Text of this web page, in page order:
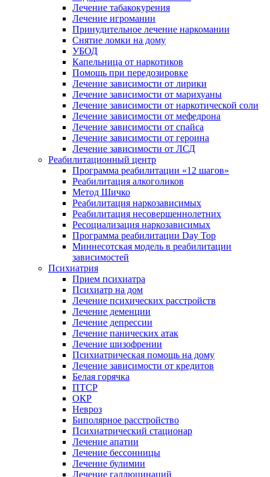
Лечение табакокурения
Лечение игромании
Принудительное лечение наркомании
Снятие ломки на дому
УБОД
Капельница от наркотиков
Помощь при передозировке
Лечение зависимости от лирики
Лечение зависимости от марихуаны
Лечение зависимости от наркотической соли
Лечение зависимости от мефедрона
Лечение зависимости от спайса
Лечение зависимости от героина
Лечение зависимости от ЛСД
Реабилитационный центр
Программа реабилитации «12 шагов»
Реабилитация алкоголиков
Метод Шичко
Реабилитация наркозависимых
Реабилитация несовершеннолетних
Ресоциализация наркозависимых
Программа реабилитации Day Top
Миннесотская модель в реабилитации
зависимостей
Психиатрия
Прием психиатра
Психиатр на дом
Лечение психических расстройств
Лечение деменции
Лечение депрессии
Лечение панических атак
Лечение шизофрении
Психиатрическая помощь на дому
Лечение зависимости от кредитов
Белая горячка
ПТСР
ОКР
Невроз
Биполярное расстройство
Психиатрический стационар
Лечение апатии
Лечение бессонницы
Лечение булимии
Лечение галлюцинаций